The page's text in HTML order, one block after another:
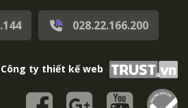
028.22.166.200
Công ty thiết kế web